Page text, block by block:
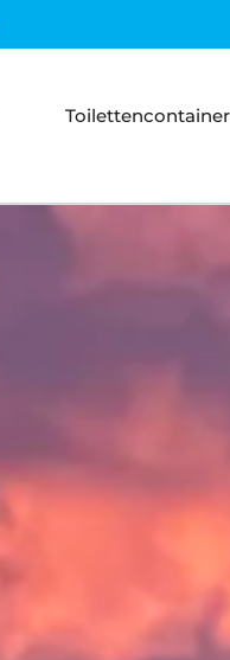
Toilettencontainer